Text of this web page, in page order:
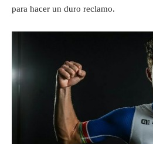
para hacer un duro reclamo.